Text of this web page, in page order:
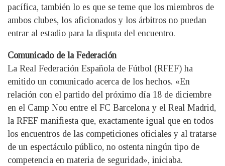
pacífica, también lo es que se teme que los miembros de
ambos clubes, los aficionados y los árbitros no puedan
entrar al estadio para la disputa del encuentro.
Comunicado de la Federación
La Real Federación Española de Fútbol (RFEF) ha
emitido un comunicado acerca de los hechos. «En
relación con el partido del próximo día 18 de diciembre
en el Camp Nou entre el FC Barcelona y el Real Madrid,
la RFEF manifiesta que, exactamente igual que en todos
los encuentros de las competiciones oficiales y al tratarse
de un espectáculo público, no ostenta ningún tipo de
competencia en materia de seguridad», iniciaba.